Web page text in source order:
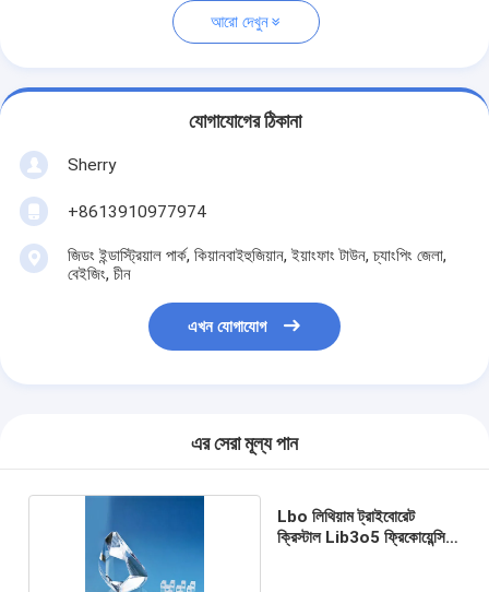
আরো দেখুন
যোগাযোগের ঠিকানা
Sherry
+8613910977974
জিডং ইন্ডাস্ট্রিয়াল পার্ক, কিয়ানবাইহুজিয়ান, ইয়াংফাং টাউন, চ্যাংপিং জেলা,
বেইজিং, চীন
এখন যোগাযোগ
এর সেরা মূল্য পান
Lbo লিথিয়াম ট্রাইবোরেট
ক্রিস্টাল Lib3o5 ফ্রিকোয়েন্সি